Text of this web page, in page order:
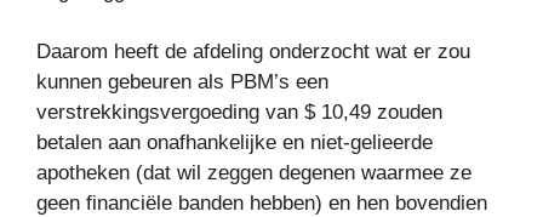
Daarom heeft de afdeling onderzocht wat er zou
kunnen gebeuren als PBM’s een
verstrekkingsvergoeding van $ 10,49 zouden
betalen aan onafhankelijke en niet-gelieerde
apotheken (dat wil zeggen degenen waarmee ze
geen financiële banden hebben) en hen bovendien